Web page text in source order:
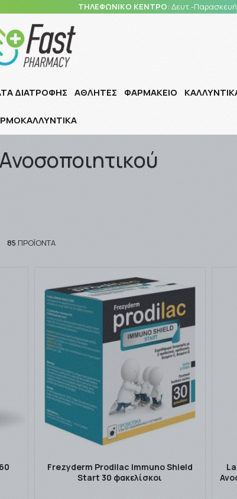
ΤΗΛΕΦΩΝΙΚΟ ΚΕΝΤΡΟ: Δευτ.-
ΔΙΑΤΡΟΦΗΣ ΑΘΛΗΤΕΣ ΦΑΡΜΑΚΕΙΟ
85 ΠΡΟΪΌΝΤΑ
Frezyderm Prodilac Immuno Shield
Start 30 φακελίσκοι